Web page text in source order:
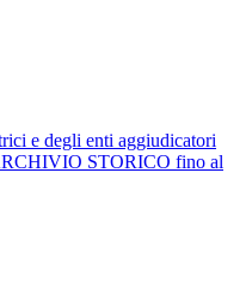
e degli enti aggiudicatori
STORICO fino al